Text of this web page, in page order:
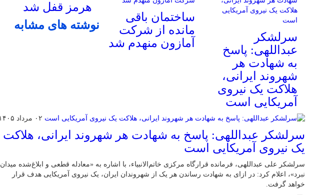
سرلشکر
عبداللهی: پاسخ
به شهادت هر
شهروند ایرانی،
هلاکت یک نیروی
آمریکایی است
ساختمان باقی
مانده از شرکت
آمازون منهدم شد
هرمز قفل شد
نوشته های مشابه
۰۲ مرداد ۱۴۰۵
سرلشکر عبداللهی: پاسخ به شهادت هر شهروند ایرانی، هلاکت
یک نیروی آمریکایی است
سرلشکر علی عبداللهی، فرمانده قرارگاه مرکزی خاتم‌الانبیاء، با اشاره به «معادله قطعی و ابلاغ‌شده میدان
نبرد»، اعلام کرد: در ازای به شهادت رساندن هر یک از شهروندان ایران، یک نیروی آمریکایی هدف قرار
خواهد گرفت.